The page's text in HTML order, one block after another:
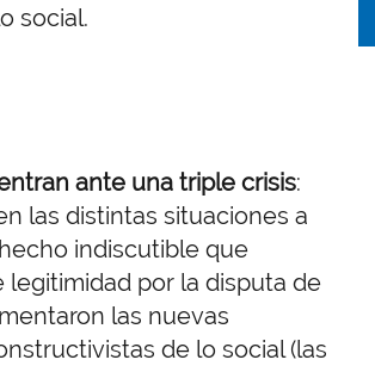
social.
ante una triple crisis:
las distintas situaciones a
indiscutible que
legitimidad por la disputa de
las nuevas
de lo social (las